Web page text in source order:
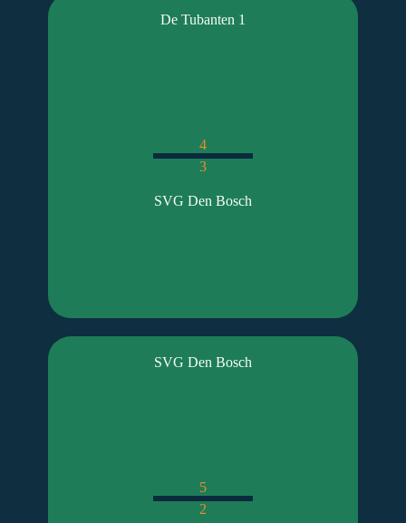
De Tubanten 1
4
3
SVG Den Bosch
SVG Den Bosch
5
2